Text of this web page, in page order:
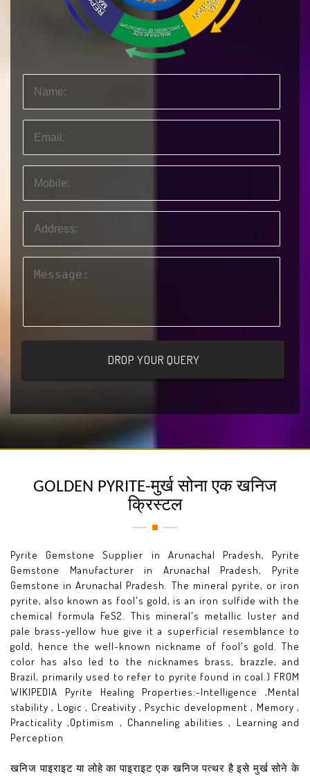
GOLDEN PYRITE-मुर्ख सोना एक खनिज
क्रिस्टल
Pyrite Gemstone Supplier in Arunachal Pradesh, Pyrite
Gemstone Manufacturer in Arunachal Pradesh, Pyrite
Gemstone in Arunachal Pradesh. The mineral pyrite, or iron
pyrite, also known as fool's gold, is an iron sulfide with the
chemical formula FeS2. This mineral's metallic luster and
pale brass-yellow hue give it a superficial resemblance to
gold, hence the well-known nickname of fool's gold. The
color has also led to the nicknames brass, brazzle, and
Brazil, primarily used to refer to pyrite found in coal.) FROM
WIKIPEDIA Pyrite Healing Properties:-Intelligence ,Mental
stability , Logic , Creativity , Psychic development , Memory ,
Practicality ,Optimism , Channeling abilities , Learning and
Perception
खनिज पाइराइट या लोहे का पाइराइट एक खनिज पत्थर है इसे मुर्ख सोने के